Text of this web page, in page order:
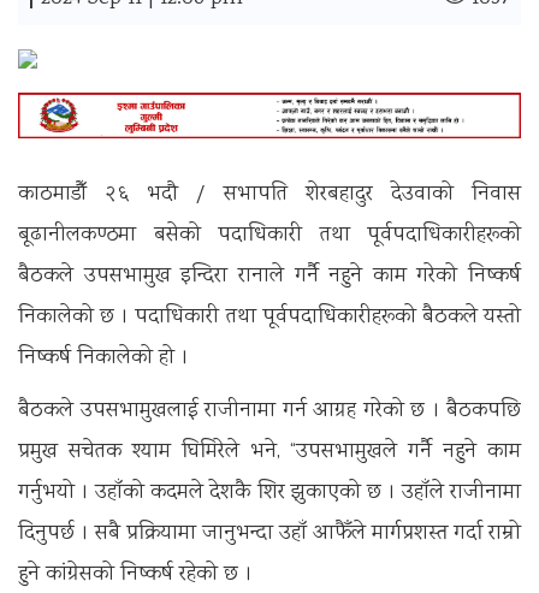
काठमाडौँ २६ भदौ / सभापति शेरबहादुर देउवाको निवास
बूढानीलकण्ठमा बसेको पदाधिकारी तथा पूर्वपदाधिकारीहरूको
बैठकले उपसभामुख इन्दिरा रानाले गर्नै नहुने काम गरेको निष्कर्ष
निकालेको छ । पदाधिकारी तथा पूर्वपदाधिकारीहरूको बैठकले यस्तो
निष्कर्ष निकालेको हो ।
बैठकले उपसभामुखलाई राजीनामा गर्न आग्रह गरेको छ । बैठकपछि
प्रमुख सचेतक श्याम घिमिरेले भने, “उपसभामुखले गर्नै नहुने काम
गर्नुभयो । उहाँको कदमले देशकै शिर झुकाएको छ । उहाँले राजीनामा
दिनुपर्छ । सबै प्रक्रियामा जानुभन्दा उहाँ आफैँले मार्गप्रशस्त गर्दा राम्रो
हुने कांग्रेसको निष्कर्ष रहेको छ ।